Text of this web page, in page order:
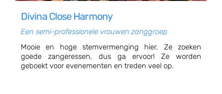
Divina Close Harmony
Een semi-professionele vrouwen zanggroep
Mooie en hoge stemvermenging hier. Ze zoeken
goede zangeressen, dus ga ervoor! Ze worden
geboekt voor evenementen en treden veel op.